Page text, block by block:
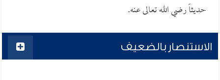
حديثاً رضي الله تعالى عنه.
الاستنصار بالضعيف